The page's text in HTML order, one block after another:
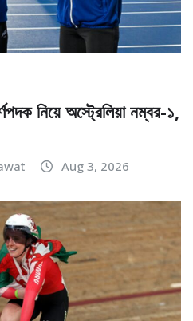
নিয়ে অস্ট্রেলিয়া নম্বর-১,
Aug 3, 2026